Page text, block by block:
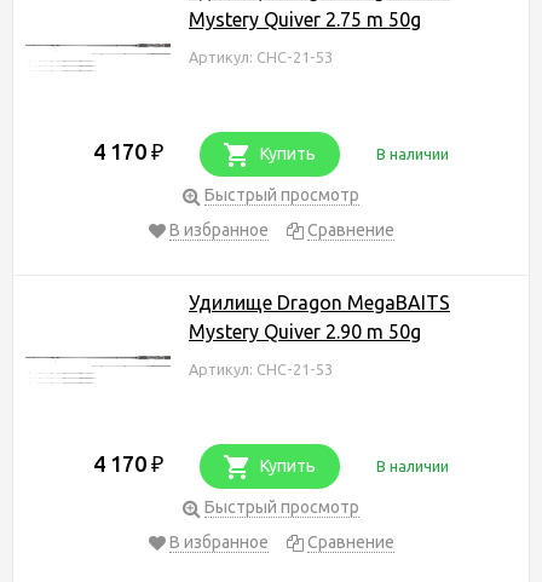
Mystery Quiver 2.75 m 50g
Артикул: CHC-21-53
4 170 ₽ Купить В наличии
Быстрый просмотр
В избранное
Сравнение
Удилище Dragon MegaBAITS
Mystery Quiver 2.90 m 50g
Артикул: CHC-21-53
4 170 ₽ Купить В наличии
Быстрый просмотр
В избранное
Сравнение